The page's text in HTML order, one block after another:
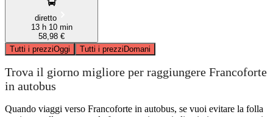
diretto
13 h 10 min
58,98 €
Tutti i prezziOggi Tutti i prezziDomani
Trova il giorno migliore per raggiungere Francoforte
in autobus
Quando viaggi verso Francoforte in autobus, se vuoi evitare la folla